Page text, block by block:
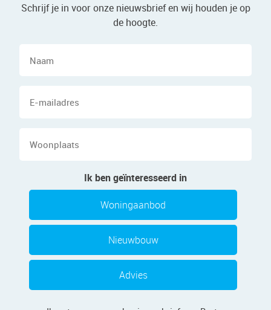
Schrijf je in voor onze nieuwsbrief en wij houden je op
de hoogte.
Ik ben geïnteresseerd in
Woningaanbod
Nieuwbouw
Advies